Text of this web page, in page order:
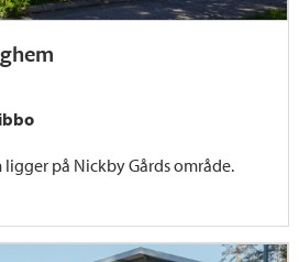
på Nickby Gårds område.